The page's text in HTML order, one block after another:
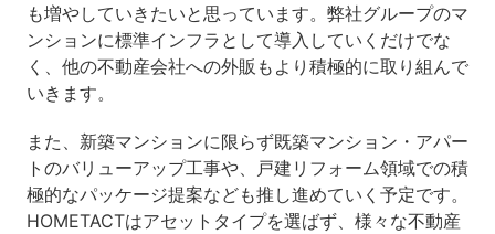
も増やしていきたいと思っています。弊社グループのマ
ンションに標準インフラとして導入していくだけでな
く、他の不動産会社への外販もより積極的に取り組んで
いきます。
また、新築マンションに限らず既築マンション・アパー
トのバリューアップ工事や、戸建リフォーム領域での積
極的なパッケージ提案なども推し進めていく予定です。
HOMETACTはアセットタイプを選ばず、様々な不動産